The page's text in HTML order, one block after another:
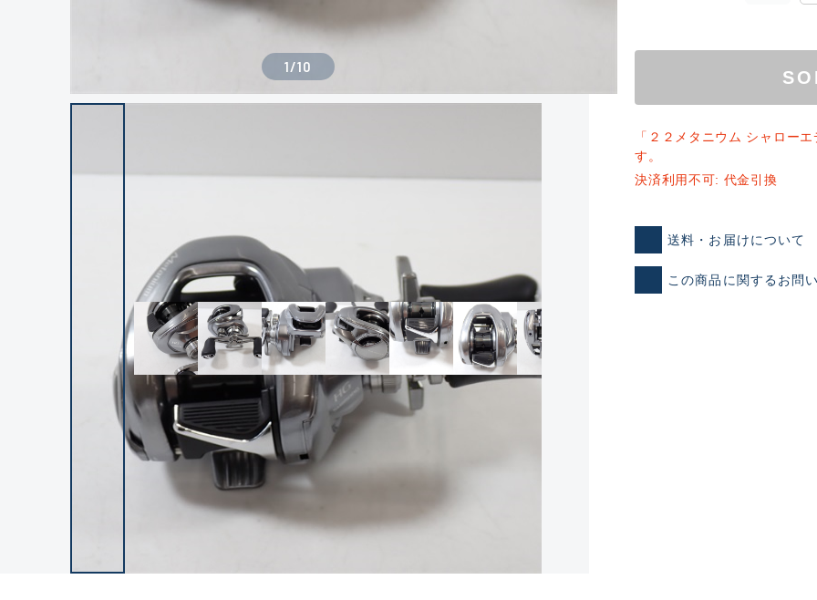
ランクとは？
新古品（メーカー問屋から
品）
※店頭展示時の置き傷が付いて
1/10
「２２メタニウム シャロー
す。
決済利用不可: 代金引換
送料・お届けについて
この商品に関するお問